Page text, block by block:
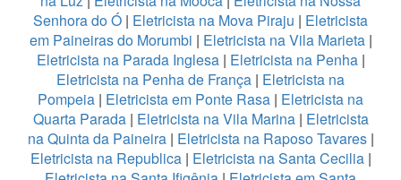
Senhora do Ó | Eletricista na Mova Piraju | Eletricista
em Paineiras do Morumbi | Eletricista na Vila Marieta|
Eletricista na Parada Inglesa | Eletricista na Penha|
Eletricista na Penha de França | Eletricista na
Pompeia | Eletricista em Ponte Rasa | Eletricista na
Quarta Parada| Eletricista na Vila Marina| Eletricista
na Quinta da Paineira| Eletricista na Raposo Tavares|
Eletricista na Republica| Eletricista na Santa Cecilia|